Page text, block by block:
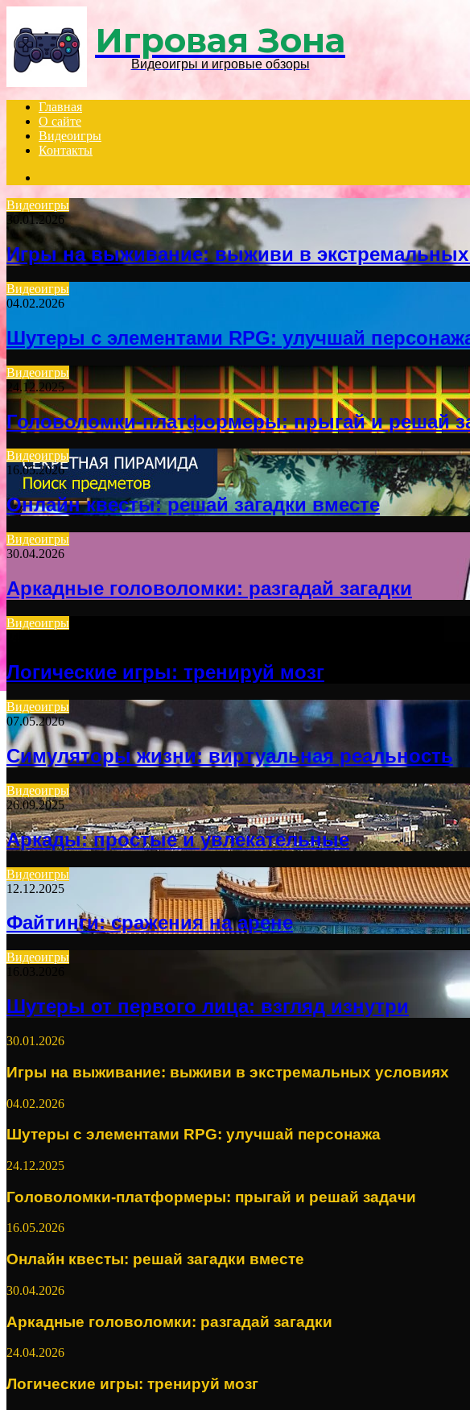
Игровая Зона
Видеоигры и игровые обзоры
Главная
О сайте
Видеоигры
Контакты
Видеоигры
30.01.2026
Игры на выживание: выживи в экстремальных
Видеоигры
04.02.2026
Шутеры с элементами RPG: улучшай
Видеоигры
24.12.2025
Головоломки-платформеры: прыгай и решай
Видеоигры
16.05.2026
Онлайн квесты: решай загадки вместе
Видеоигры
30.04.2026
Аркадные головоломки: разгадай загадки
Видеоигры
Логические игры: тренируй мозг
Видеоигры
07.05.2026
Симуляторы жизни: виртуальная реальность
Видеоигры
26.09.2025
Аркады: простые и увлекательные
Видеоигры
12.12.2025
Файтинги: сражения на арене
Видеоигры
16.03.2026
Шутеры от первого лица: взгляд изнутри
30.01.2026
Игры на выживание: выживи в экстремальных условиях
04.02.2026
Шутеры с элементами RPG: улучшай персонажа
24.12.2025
Головоломки-платформеры: прыгай и решай задачи
16.05.2026
Онлайн квесты: решай загадки вместе
30.04.2026
Аркадные головоломки: разгадай загадки
24.04.2026
Логические игры: тренируй мозг